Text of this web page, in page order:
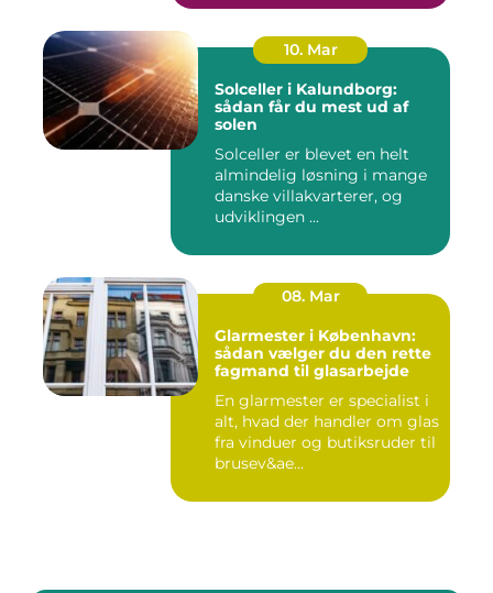
10. Mar
Solceller i Kalundborg:
sådan får du mest ud af
solen
Solceller er blevet en helt
almindelig løsning i mange
danske villakvarterer, og
udviklingen ...
08. Mar
Glarmester i København:
sådan vælger du den rette
fagmand til glasarbejde
En glarmester er specialist i
alt, hvad der handler om glas
fra vinduer og butiksruder til
brusev&ae...